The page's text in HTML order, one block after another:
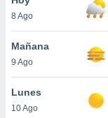
en
más
nuestra
8 Ago
Mañana
9 Ago
Lunes
10 Ago